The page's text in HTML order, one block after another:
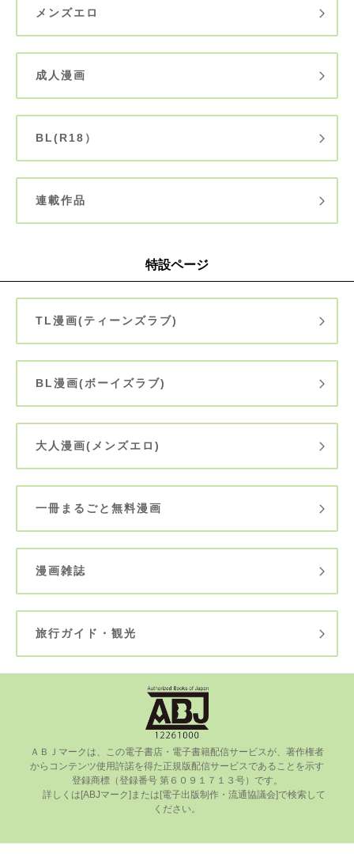
メンズエロ
成人漫画
BL(R18）
連載作品
特設ページ
TL漫画(ティーンズラブ)
BL漫画(ボーイズラブ)
大人漫画(メンズエロ)
一冊まるごと無料漫画
漫画雑誌
旅行ガイド・観光
ＡＢＪマークは、この電⼦書店・電⼦書籍配信サービスが、著作権者
からコンテンツ使⽤許諾を得た正規版配信サービスであることを⽰す
登録商標（登録番号 第６０９１７１３号）です。
ください。